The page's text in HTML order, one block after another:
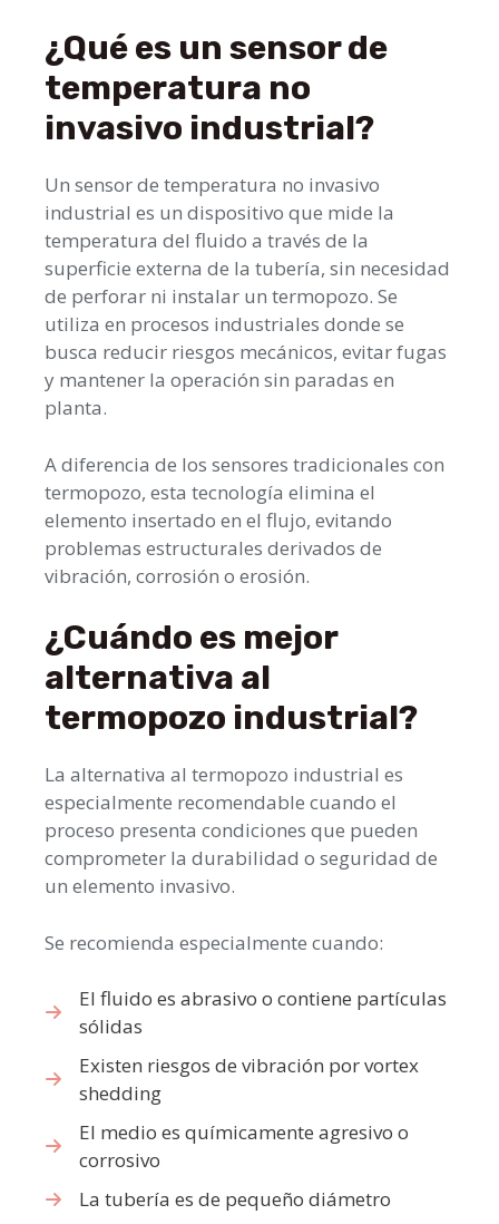
¿Qué es un sensor de
temperatura no
invasivo industrial?
Un sensor de temperatura no invasivo
industrial es un dispositivo que mide la
temperatura del fluido a través de la
superficie externa de la tubería, sin necesidad
de perforar ni instalar un termopozo. Se
utiliza en procesos industriales donde se
busca reducir riesgos mecánicos, evitar fugas
y mantener la operación sin paradas en
planta.
A diferencia de los sensores tradicionales con
termopozo, esta tecnología elimina el
elemento insertado en el flujo, evitando
problemas estructurales derivados de
vibración, corrosión o erosión.
¿Cuándo es mejor
alternativa al
termopozo industrial?
La alternativa al termopozo industrial es
especialmente recomendable cuando el
proceso presenta condiciones que pueden
comprometer la durabilidad o seguridad de
un elemento invasivo.
Se recomienda especialmente cuando:
El fluido es abrasivo o contiene partículas
sólidas
Existen riesgos de vibración por vortex
shedding
El medio es químicamente agresivo o
corrosivo
La tubería es de pequeño diámetro